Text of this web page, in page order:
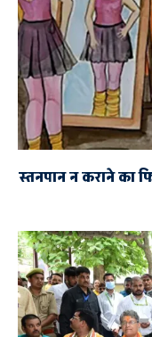
स्तनपान न कराने का